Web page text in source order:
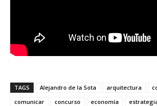
TAGS Alejandro de la Sota arquitectura
comunicar
concurso economía